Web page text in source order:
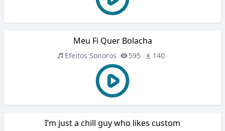
Meu Fi Quer Bolacha
Efeitos Sonoros 595 140
I’m just a chill guy who likes custom